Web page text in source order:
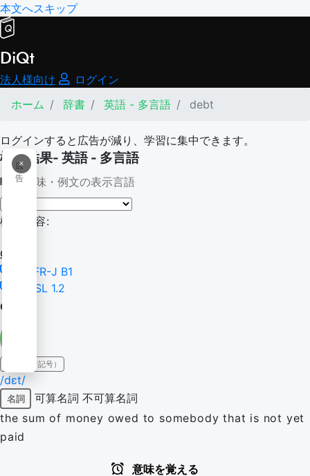
本文へスキップ
DiQt
法人様向け
ログイン
ホーム
辞書 英語 - 多言語 debt
ログインすると広告が減り、学習に集中できます。
×
広
告
検索結果- 英語 - 多言語
意味・例文の表示言語
検索内容:
debt
CEFR-J B1
NGSL 1.2
debt
IPA（発音記号）
/dɛt/
名詞 可算名詞 不可算名詞
the sum of money owed to somebody that is not yet
paid
意味を覚える